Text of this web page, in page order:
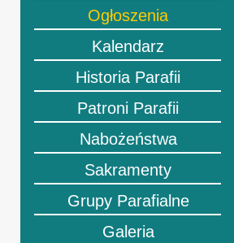
Ogłoszenia
Kalendarz
Historia Parafii
Patroni Parafii
Nabożeństwa
Sakramenty
Grupy Parafialne
Galeria